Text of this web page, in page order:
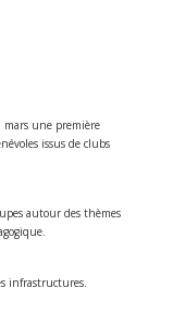
mars une première
issus de clubs
autour des thèmes
infrastructures.